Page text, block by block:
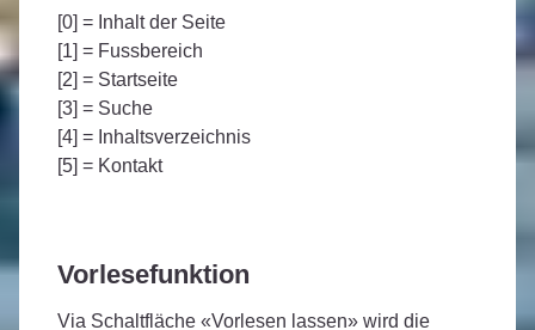
[0] = Inhalt der Seite
[1] = Fussbereich
[2] = Startseite
[3] = Suche
[4] = Inhaltsverzeichnis
[5] = Kontakt
Vorlesefunktion
Via Schaltfläche «Vorlesen lassen» wird die